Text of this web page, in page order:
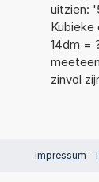
uitzien:
14dm =
zinvol
Impressum -